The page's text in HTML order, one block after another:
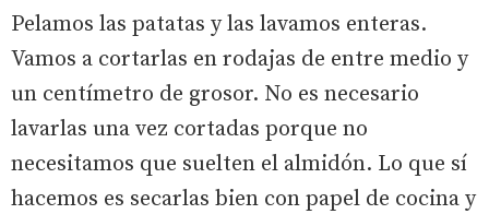
Pelamos las patatas y las lavamos enteras.
Vamos a cortarlas en rodajas de entre medio y
un centímetro de grosor. No es necesario
lavarlas una vez cortadas porque no
necesitamos que suelten el almidón. Lo que sí
hacemos es secarlas bien con papel de cocina y